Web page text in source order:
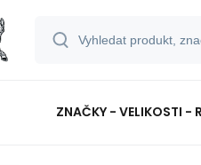
ZNAČKY - VELIKOSTI -